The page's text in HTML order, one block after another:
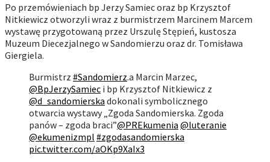
Po przemówieniach bp Jerzy Samiec oraz bp Krzysztof
Nitkiewicz otworzyli wraz z burmistrzem Marcinem Marcem
wystawę przygotowaną przez Urszulę Stępień, kustosza
Muzeum Diecezjalnego w Sandomierzu oraz dr. Tomisława
Giergiela.
Burmistrz #Sandomierz.a Marcin Marzec,
@BpJerzySamiec i bp Krzysztof Nitkiewicz z
@d_sandomierska dokonali symbolicznego
otwarcia wystawy „Zgoda Sandomierska. Zgoda
panów – zgoda braci”@PREkumenia @luteranie
@ekumenizmpl #zgodasandomierska
pic.twitter.com/aOKp9XaIx3